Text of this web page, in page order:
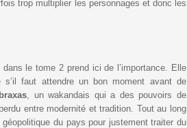
trop multiplier les personnages et donc les
le tome 2 prend ici de l’importance. Elle
faut attendre un bon moment avant de
, un wakandais qui a des pouvoirs de
entre modernité et tradition. Tout au long
du pays pour justement traiter du